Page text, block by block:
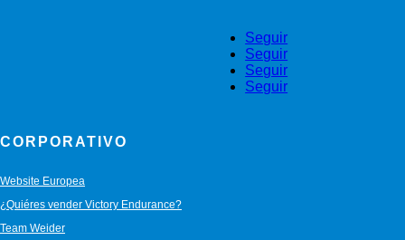
Seguir
Seguir
Seguir
Seguir
CORPORATIVO
Website Europea
¿Quiéres vender Victory Endurance?
Team Weider